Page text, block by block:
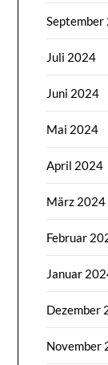
Juli 2024
Juni 2024
Mai 2024
April 2024
März 2024
Februar
Januar
Dezember
November